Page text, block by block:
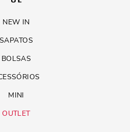
NEW IN
SAPATOS
BOLSAS
MINI
OUTLET